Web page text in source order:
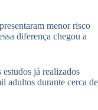
menor risco
diferença chegou a
já realizados
adultos durante cerca de